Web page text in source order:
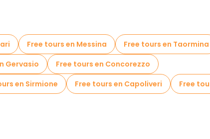
Free tours en Messina
Free tours en Taormina
Gervasio
Free tours en Concorezzo
en Sirmione Free tours en Capoliveri
Free